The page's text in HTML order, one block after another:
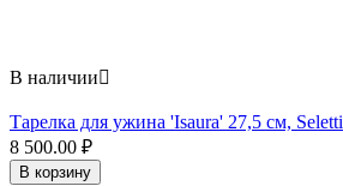
В наличии
Тарелка для ужина 'Isaura' 27,5 см, Seletti
8 500.00 ₽
В корзину